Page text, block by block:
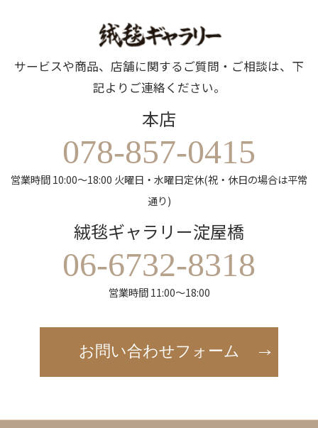
サービスや商品、店舗に関するご質問・ご相談は、下
記よりご連絡ください。
本店
078-857-0415
営業時間 10:00～18:00 火曜日・水曜日定休(祝・休日の場合は平常
通り)
絨毯ギャラリー淀屋橋
06-6732-8318
営業時間 11:00～18:00
お問い合わせフォーム